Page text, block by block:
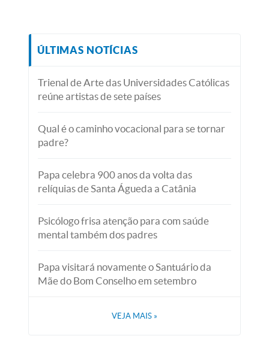
ÚLTIMAS NOTÍCIAS
Trienal de Arte das Universidades Católicas
reúne artistas de sete países
Qual é o caminho vocacional para se tornar
padre?
Papa celebra 900 anos da volta das
relíquias de Santa Águeda a Catânia
Psicólogo frisa atenção para com saúde
mental também dos padres
Papa visitará novamente o Santuário da
Mãe do Bom Conselho em setembro
VEJA MAIS »